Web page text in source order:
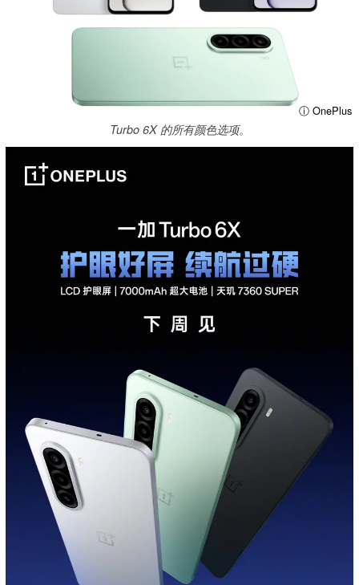
ⓘ OnePlus
Turbo 6X 的所有颜色选项。